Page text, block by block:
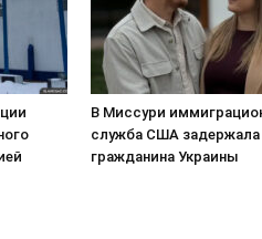
В Миссури
служба США задержала
гражданина Украины